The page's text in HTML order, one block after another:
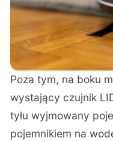
Poza tym, na boku
wystający czujnik
tyłu wyjmowany
pojemnikiem na